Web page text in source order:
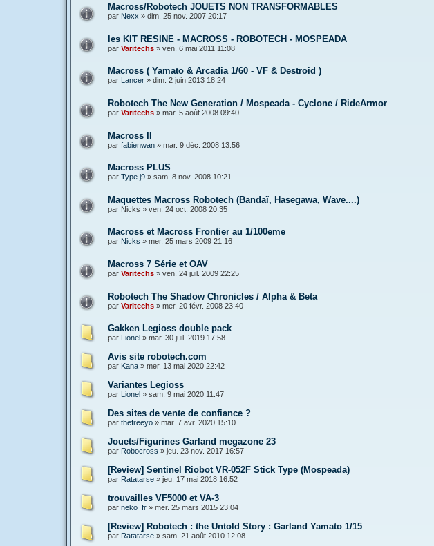
Macross/Robotech JOUETS NON TRANSFORMABLES
par Nexx » dim. 25 nov. 2007 20:17
les KIT RESINE - MACROSS - ROBOTECH - MOSPEADA
par Varitechs » ven. 6 mai 2011 11:08
Macross ( Yamato & Arcadia 1/60 - VF & Destroid )
par Lancer » dim. 2 juin 2013 18:24
Robotech The New Generation / Mospeada - Cyclone / RideArmor
par Varitechs » mar. 5 août 2008 09:40
Macross II
par fabienwan » mar. 9 déc. 2008 13:56
Macross PLUS
par Type j9 » sam. 8 nov. 2008 10:21
Maquettes Macross Robotech (Bandaï, Hasegawa, Wave....)
par Nicks » ven. 24 oct. 2008 20:35
Macross et Macross Frontier au 1/100eme
par Nicks » mer. 25 mars 2009 21:16
Macross 7 Série et OAV
par Varitechs » ven. 24 juil. 2009 22:25
Robotech The Shadow Chronicles / Alpha & Beta
par Varitechs » mer. 20 févr. 2008 23:40
Gakken Legioss double pack
par Lionel » mar. 30 juil. 2019 17:58
Avis site robotech.com
par Kana » mer. 13 mai 2020 22:42
Variantes Legioss
par Lionel » sam. 9 mai 2020 11:47
Des sites de vente de confiance ?
par thefreeyo » mar. 7 avr. 2020 15:10
Jouets/Figurines Garland megazone 23
par Robocross » jeu. 23 nov. 2017 16:57
[Review] Sentinel Riobot VR-052F Stick Type (Mospeada)
par Ratatarse » jeu. 17 mai 2018 16:52
trouvailles VF5000 et VA-3
par neko_fr » mer. 25 mars 2015 23:04
[Review] Robotech : the Untold Story : Garland Yamato 1/15
par Ratatarse » sam. 21 août 2010 12:08